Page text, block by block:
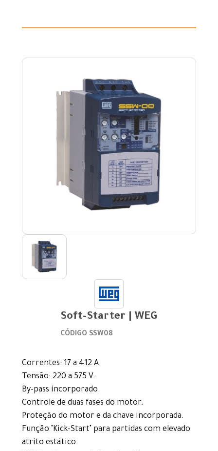
Soft-Starter | WEG
CÓDIGO SSW08
Correntes: 17 a 412 A.
Tensão: 220 a 575 V.
By-pass incorporado.
Controle de duas fases do motor.
Proteção do motor e da chave incorporada.
Função "Kick-Start" para partidas com elevado
atrito estático.